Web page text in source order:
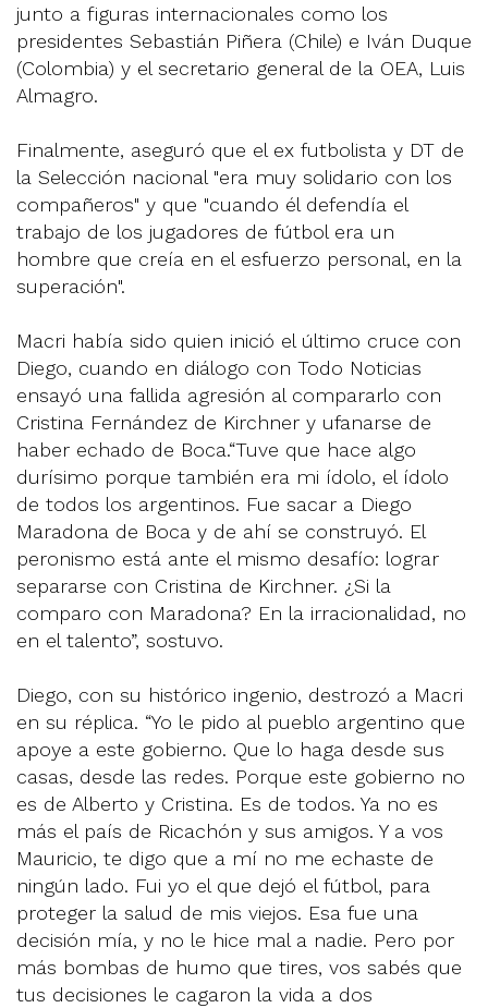
junto a figuras internacionales como los
presidentes Sebastián Piñera (Chile) e Iván Duque
(Colombia) y el secretario general de la OEA, Luis
Almagro.
Finalmente, aseguró que el ex futbolista y DT de
la Selección nacional "era muy solidario con los
compañeros" y que "cuando él defendía el
trabajo de los jugadores de fútbol era un
hombre que creía en el esfuerzo personal, en la
superación".
Macri había sido quien inició el último cruce con
Diego, cuando en diálogo con Todo Noticias
ensayó una fallida agresión al compararlo con
Cristina Fernández de Kirchner y ufanarse de
haber echado de Boca.“Tuve que hace algo
durísimo porque también era mi ídolo, el ídolo
de todos los argentinos. Fue sacar a Diego
Maradona de Boca y de ahí se construyó. El
peronismo está ante el mismo desafío: lograr
separarse con Cristina de Kirchner. ¿Si la
comparo con Maradona? En la irracionalidad, no
en el talento”, sostuvo.
Diego, con su histórico ingenio, destrozó a Macri
en su réplica. “Yo le pido al pueblo argentino que
apoye a este gobierno. Que lo haga desde sus
casas, desde las redes. Porque este gobierno no
es de Alberto y Cristina. Es de todos. Ya no es
más el país de Ricachón y sus amigos. Y a vos
Mauricio, te digo que a mí no me echaste de
ningún lado. Fui yo el que dejó el fútbol, para
proteger la salud de mis viejos. Esa fue una
decisión mía, y no le hice mal a nadie. Pero por
más bombas de humo que tires, vos sabés que
tus decisiones le cagaron la vida a dos